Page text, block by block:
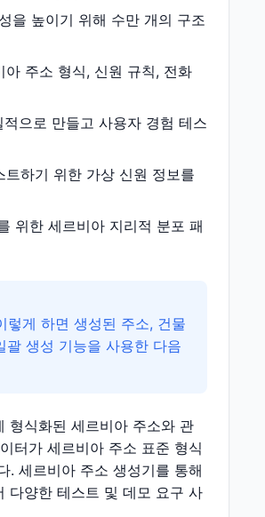
을 높이기 위해 수만 개의 구조
주소 형식, 신원 규칙, 전화
으로 만들고 사용자 경험 테스
하기 위한 가상 신원 정보를
위한 세르비아 지리적 분포 패
게 하면 생성된 주소, 건물
생성 기능을 사용한 다음
형식화된 세르비아 주소와 관
터가 세르비아 주소 표준 형식
. 세르비아 주소 생성기를 통해
다양한 테스트 및 데모 요구 사